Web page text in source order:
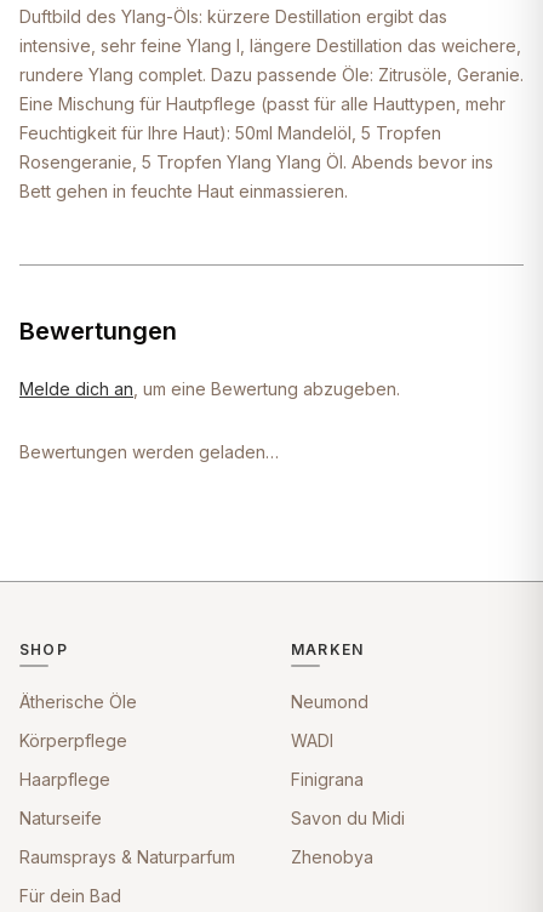
Duftbild des Ylang-Öls: kürzere Destillation ergibt das
intensive, sehr feine Ylang I, längere Destillation das weichere,
rundere Ylang complet. Dazu passende Öle: Zitrusöle, Geranie.
Eine Mischung für Hautpflege (passt für alle Hauttypen, mehr
Feuchtigkeit für Ihre Haut): 50ml Mandelöl, 5 Tropfen
Rosengeranie, 5 Tropfen Ylang Ylang Öl. Abends bevor ins
Bett gehen in feuchte Haut einmassieren.
Bewertungen
Melde dich an , um eine Bewertung abzugeben.
Bewertungen werden geladen…
SHOP
Ätherische Öle
Körperpflege
Haarpflege
Naturseife
Raumsprays & Naturparfum
Für dein Bad
MARKEN
Neumond
WADI
Finigrana
Savon du Midi
Zhenobya